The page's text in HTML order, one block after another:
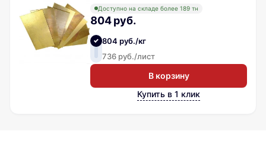
Доступно на складе более 189 тн
804 руб.
804 руб./кг
736 руб./лист
В корзину
Купить в 1 клик